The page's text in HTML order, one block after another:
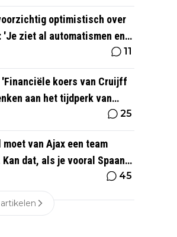
optimistisch over
'Je ziet al automatismen en
terug, maar...'
11
'Financiële koers van Cruijff
aan het tijdperk van
25
van Ajax een team
Kan dat, als je vooral Spaans
45